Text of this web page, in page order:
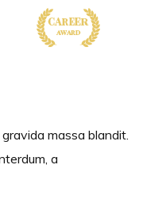
massa blandit.
a